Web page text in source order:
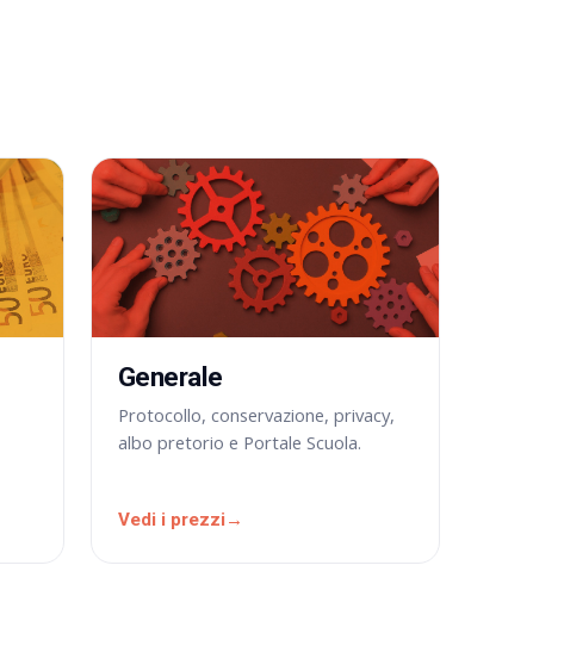
Generale
Protocollo, conservazione, privacy,
albo pretorio e Portale Scuola.
Vedi i prezzi→